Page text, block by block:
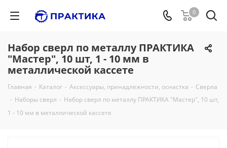
0
Набор сверл по металлу ПРАКТИКА
"Мастер", 10 шт, 1 - 10 мм в
металлической кассете
Главная - Каталог - Аксессуары, принадлежности, оснастка - Сверла
- Наборы сверл - Набор сверл по металлу ПРАКТИКА "Мастер", 10 шт,
1 - 10 мм в металлической кассете